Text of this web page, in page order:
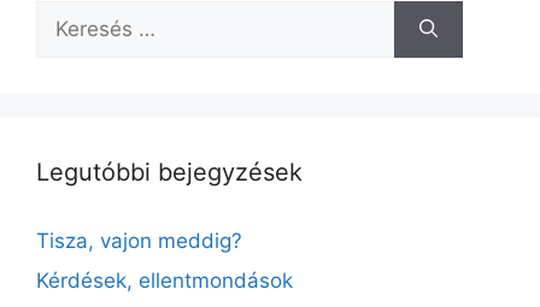
Keresés:
Legutóbbi bejegyzések
Tisza, vajon meddig?
Kérdések, ellentmondások